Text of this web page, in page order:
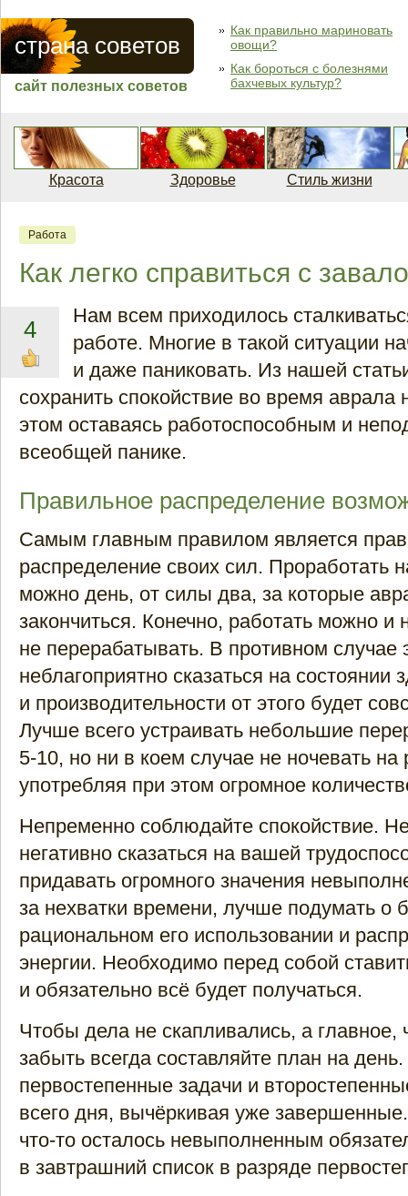
страна советов
сайт полезных советов
Как правильно мариновать
овощи?
Как бороться с болезнями
бахчевых культур?
Красота Здоровье Стиль жизни
Работа
Как легко справиться с
4
Нам всем приходилось
работе. Многие в такой ситуации
и даже паниковать. Из нашей
сохранить спокойствие во время аврала
этом оставаясь работоспособным и
всеобщей панике.
Правильное распределение
Самым главным правилом является
распределение своих сил. Проработать
можно день, от силы два, за которые
закончиться. Конечно, работать можно и
не перерабатывать. В противном случае
неблагоприятно сказаться на состоянии
и производительности от этого будет
Лучше всего устраивать небольшие
5-10, но ни в коем случае не ночевать
употребляя при этом огромное
Непременно соблюдайте спокойствие.
негативно сказаться на вашей
придавать огромного значения
за нехватки времени, лучше подумать о
рациональном его использовании и
энергии. Необходимо перед собой
и обязательно всё будет получаться.
Чтобы дела не скапливались, а главное,
забыть всегда составляйте план на
первостепенные задачи и
всего дня, вычёркивая уже
что-то осталось невыполненным
в завтрашний список в разряде